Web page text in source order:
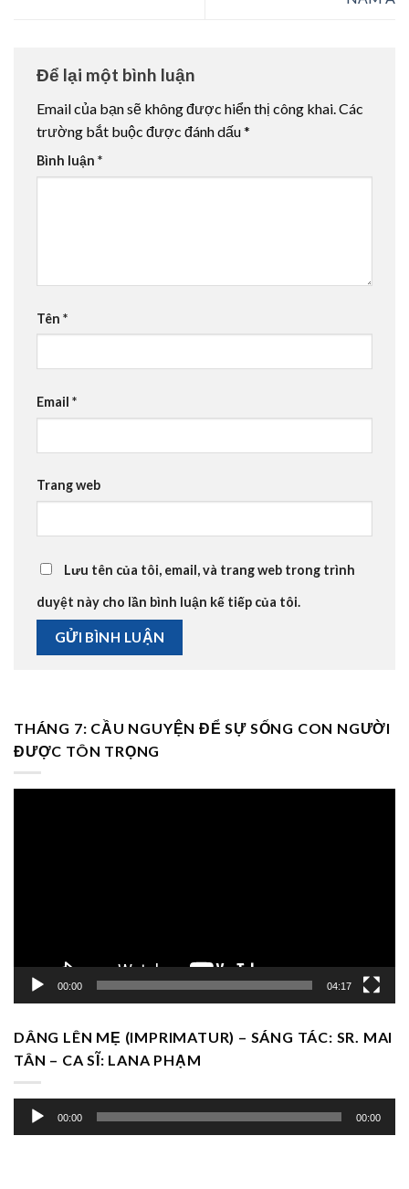
Để lại một bình luận
Email của bạn sẽ không được hiển thị công khai.Các
trường bắt buộc được đánh dấu*
Bình luận *
Tên *
Email *
Trang web
Lưu tên của tôi, email, và trang web trong trình
duyệt này cho lần bình luận kế tiếp của tôi.
THÁNG 7: CẦU NGUYỆN ĐỂ SỰ SỐNG CON NGƯỜI
ĐƯỢC TÔN TRỌNG
00:00 04:17
DÂNG LÊN MẸ (IMPRIMATUR) – SÁNG TÁC: SR. MAI
TÂN – CA SĨ: LANA PHẠM
Trình
chơi
00:00 00:00